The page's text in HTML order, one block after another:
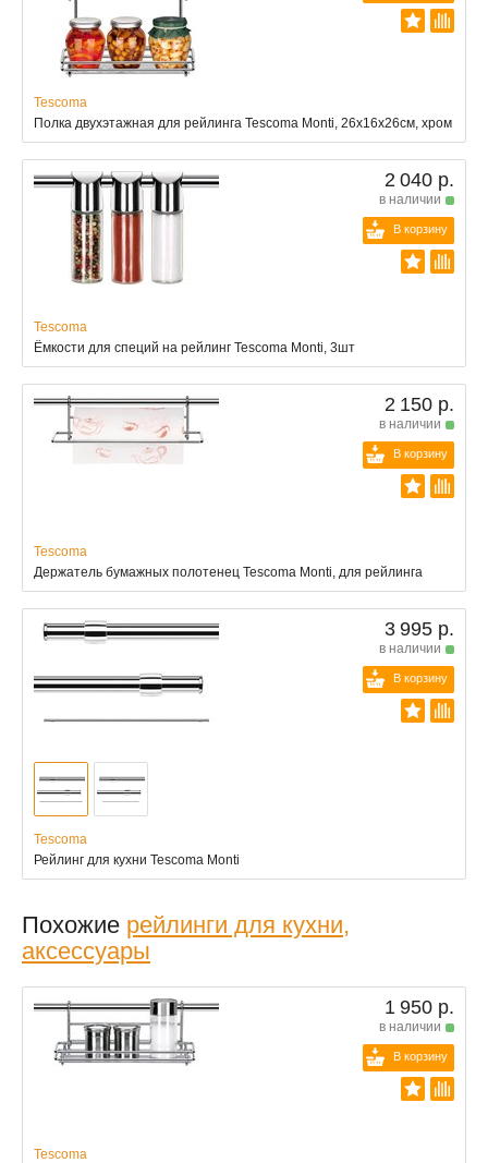
Tescoma
Полка двухэтажная для рейлинга Tescoma Monti, 26x16x26см, хром
2 040 р.
в наличии
В корзину
Tescoma
Ёмкости для специй на рейлинг Tescoma Monti, 3шт
2 150 р.
в наличии
В корзину
Tescoma
Держатель бумажных полотенец Tescoma Monti, для рейлинга
3 995 р.
в наличии
В корзину
Tescoma
Рейлинг для кухни Tescoma Monti
Похожие рейлинги для кухни,
аксессуары
1 950 р.
в наличии
В корзину
Tescoma